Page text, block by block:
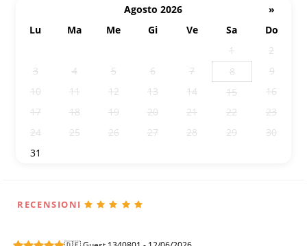
Agosto 2026
»
Lu
Ma Me Gi Ve Sa
Do
1
2
3
4 5 6 7 8
9
10
11 12 13 14 15
16
17
18 19 20 21 22
23
24
25 26 27 28 29
30
31
RECENSIONI